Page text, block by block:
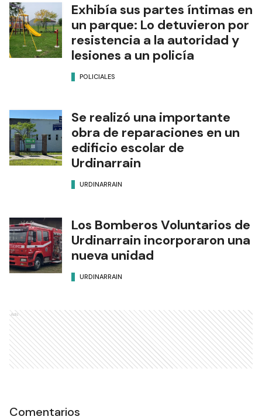
Exhibía sus partes íntimas en
un parque: Lo detuvieron por
resistencia a la autoridad y
lesiones a un policía
POLICIALES
Se realizó una importante
obra de reparaciones en un
edificio escolar de
Urdinarrain
URDINARRAIN
Los Bomberos Voluntarios de
Urdinarrain incorporaron una
nueva unidad
URDINARRAIN
Ads
Comentarios